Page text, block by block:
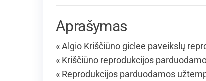
Aprašymas
« Algio Kriščiūno giclee paveikslų
« Kriščiūno reprodukcijos
« Reprodukcijos parduodamos